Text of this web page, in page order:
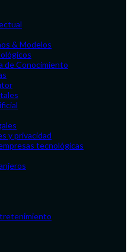
& Modelos
de Conocimiento
y privacidad
tecnológicas